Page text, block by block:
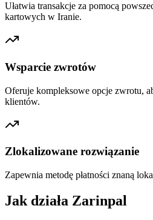
Ułatwia transakcje za pomocą
kartowych w Iranie.
Wsparcie zwrotów
Oferuje kompleksowe opcje zwrotu,
klientów.
Zlokalizowane rozwiązanie
Zapewnia metodę płatności znaną
Jak działa Zarinpal